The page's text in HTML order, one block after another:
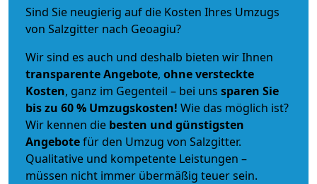
Sind Sie neugierig auf die Kosten Ihres Umzugs
von Salzgitter nach Geoagiu?
Wir sind es auch und deshalb bieten wir Ihnen
transparente Angebote, ohne versteckte
Kosten, ganz im Gegenteil – bei uns sparen Sie
bis zu 60 % Umzugskosten! Wie das möglich ist?
Wir kennen die besten und günstigsten
Angebotefür den Umzug von Salzgitter.
Qualitative und kompetente Leistungen –
müssen nicht immer übermäßig teuer sein.